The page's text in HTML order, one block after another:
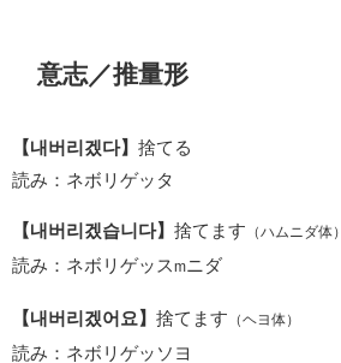
意志／推量形
【내버리겠다】 捨てる
読み：ネボリゲッタ
【내버리겠습니다】 捨てます （ハムニダ体）
読み：ネボリゲッス m ニダ
【내버리겠어요】 捨てます （ヘヨ体）
読み：ネボリゲッソヨ